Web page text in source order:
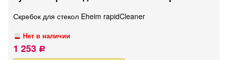
Скребок для стекол Eheim rapidCleaner
Нет в наличии
1 253 Р